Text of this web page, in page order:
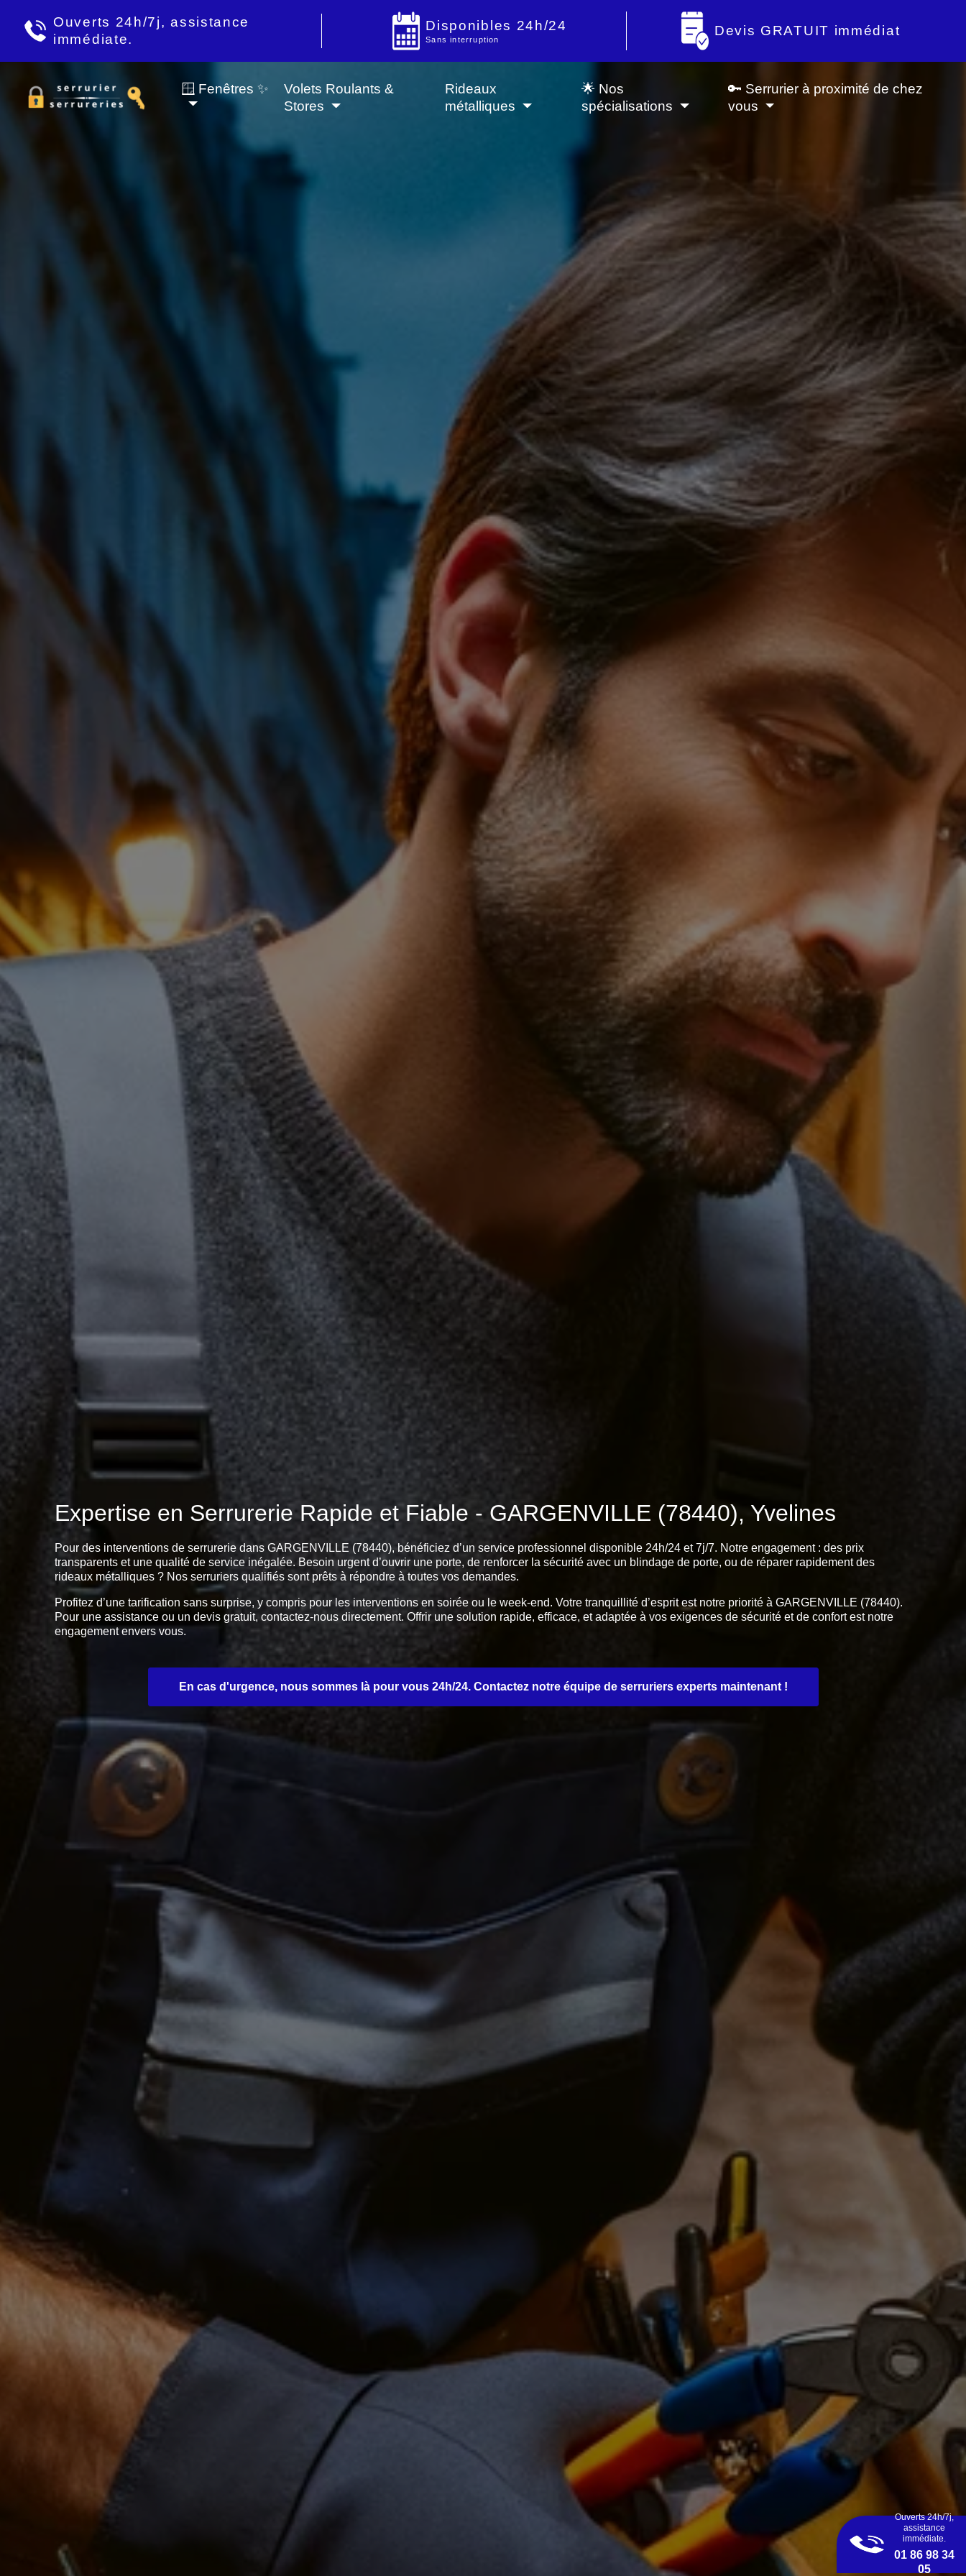
Ouverts 24h/7j, assistance
immédiate.
Disponibles 24h/24
Sans interruption
Devis GRATUIT immédiat
🪟 Fenêtres ✨
Volets Roulants &
Stores
Rideaux
métalliques
🌟 Nos
spécialisations
🔑 Serrurier à proximité de chez
vous
Expertise en Serrurerie Rapide et Fiable - GARGENVILLE (78440), Yvelines
Pour des interventions de serrurerie dans GARGENVILLE (78440), bénéficiez d’un service professionnel disponible 24h/24 et 7j/7. Notre engagement : des prix
transparents et une qualité de service inégalée. Besoin urgent d’ouvrir une porte, de renforcer la sécurité avec un blindage de porte, ou de réparer rapidement des
rideaux métalliques ? Nos serruriers qualifiés sont prêts à répondre à toutes vos demandes.
Profitez d’une tarification sans surprise, y compris pour les interventions en soirée ou le week-end. Votre tranquillité d’esprit est notre priorité à GARGENVILLE (78440).
Pour une assistance ou un devis gratuit, contactez-nous directement. Offrir une solution rapide, efficace, et adaptée à vos exigences de sécurité et de confort est notre
engagement envers vous.
En cas d'urgence, nous sommes là pour vous 24h/24. Contactez notre équipe de serruriers experts maintenant !
Ouverts 24h/7j,
assistance
immédiate.
01 86 98 34
05